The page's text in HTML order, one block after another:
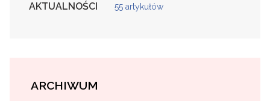
AKTUALNOŚCI 55 artykułów
ARCHIWUM